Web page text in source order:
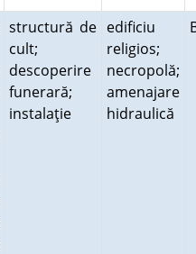
structură de
cult;
descoperire
funerară;
instalaţie
edificiu
religios;
necropolă;
amenajare
hidraulică